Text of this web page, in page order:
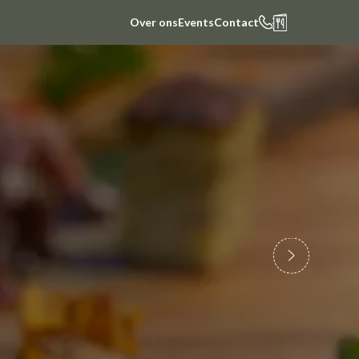
Over onsEventsContact